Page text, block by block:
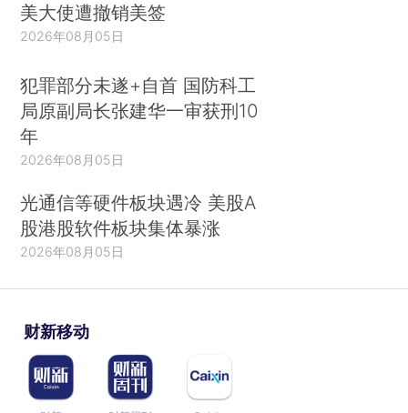
美大使遭撤销美签
2026年08月05日
犯罪部分未遂+自首 国防科工
局原副局长张建华一审获刑10
年
2026年08月05日
光通信等硬件板块遇冷 美股A
股港股软件板块集体暴涨
2026年08月05日
财新移动